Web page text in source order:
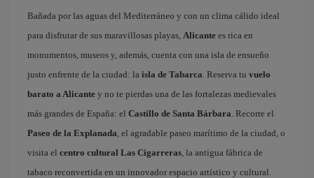
Bañada por las aguas del Mediterráneo y con un clima cálido ideal
para disfrutar de sus maravillosas playas, Alicante es rica en
monumentos, museos y, además, cuenta con una isla de ensueño
justo enfrente de la ciudad: la isla de Tabarca. Reserva tu vuelo
barato a Alicante y no te pierdas una de las fortalezas medievales
más grandes de España: el Castillo de Santa Bárbara. Recorre el
Paseo de la Explanada, el agradable paseo marítimo de la ciudad, o
visita el centro cultural Las Cigarreras, la antigua fábrica de
tabaco reconvertida en un innovador espacio artístico y cultural.